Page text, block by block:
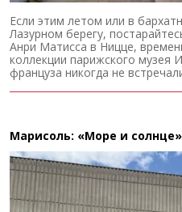
Если этим летом или в
Лазурном берегу,
Анри Матисса в Ницце,
коллекции парижского музея
француза никогда не
Марисоль: «Море и